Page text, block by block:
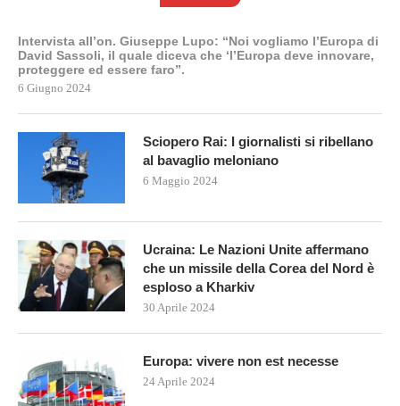
Intervista all’on. Giuseppe Lupo: “Noi vogliamo l’Europa di
David Sassoli, il quale diceva che ‘l’Europa deve innovare,
proteggere ed essere faro”.
6 Giugno 2024
Sciopero Rai: I giornalisti si ribellano
al bavaglio meloniano
6 Maggio 2024
Ucraina: Le Nazioni Unite affermano
che un missile della Corea del Nord è
esploso a Kharkiv
30 Aprile 2024
Europa: vivere non est necesse
24 Aprile 2024